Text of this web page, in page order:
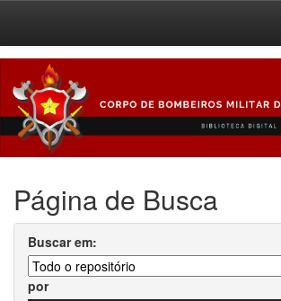
navigation
Página de Busca
Buscar em:
por